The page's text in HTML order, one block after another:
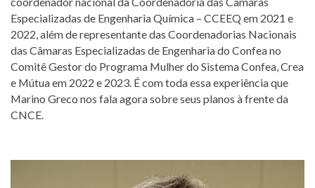
Especializadas de Engenharia Química – CCEEQ em 2021 e
2022, além de representante das Coordenadorias Nacionais
das Câmaras Especializadas de Engenharia do Confea no
Comitê Gestor do Programa Mulher do Sistema Confea, Crea
e Mútua em 2022 e 2023. É com toda essa experiência que
Marino Greco nos fala agora sobre seus planos à frente da
CNCE.